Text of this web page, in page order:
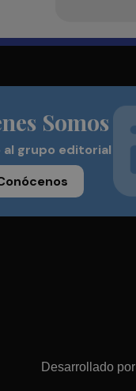
Somos
al grupo editorial
Desarrollado por